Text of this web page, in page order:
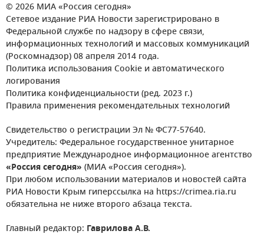
© 2026 МИА «Россия сегодня»
Сетевое издание РИА Новости зарегистрировано в
Федеральной службе по надзору в сфере связи,
информационных технологий и массовых коммуникаций
(Роскомнадзор) 08 апреля 2014 года.
Политика использования Cookie и автоматического
логирования
Политика конфиденциальности (ред. 2023 г.)
Правила применения рекомендательных технологий
Свидетельство о регистрации Эл № ФС77-57640.
Учредитель: Федеральное государственное унитарное
предприятие Международное информационное агентство
«Россия сегодня» (МИА «Россия сегодня»).
При любом использовании материалов и новостей сайта
РИА Новости Крым гиперссылка на https://crimea.ria.ru
обязательна не ниже второго абзаца текста.
Главный редактор: Гаврилова А.В.